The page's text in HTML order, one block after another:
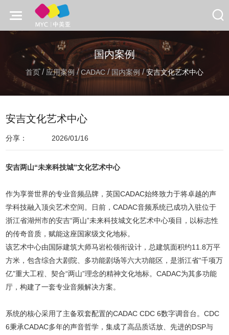
国内案例
首页/ 应用案例 /CADAC/国内案例/安吉文化艺术中心
安吉文化艺术中心
分享： 2026/01/16
安吉两山“未来科技城”文化艺术中心
作为享誉世界的专业音频品牌，英国CADAC始终致力于将卓越的声
学科技融入顶尖艺术空间。日前，CADAC音频系统已成功入驻位于
浙江省湖州市的安吉“两山”未来科技城文化艺术中心项目，以标志性
的传奇音质，赋能这座国家级文化地标。
该艺术中心由国际建筑大师马岩松领衔设计，总建筑面积约11.8万平
方米，包含综合大剧院、多功能剧场等六大功能区，是浙江省“千项万
亿”重大工程、契合“两山”理念的精神文化地标。CADAC为其多功能
厅，构建了一套专业音频解决方案。
系统的核心采用了主备双套配置的CADAC CDC 6数字调音台。CDC
6秉承CADAC多年的声音哲学，集成了高品质话放、先进的DSP与